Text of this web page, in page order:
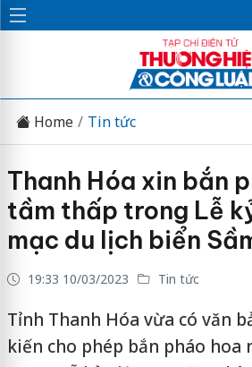
Home Tin tức
Thanh Hóa xin bắn
tầm thấp trong Lễ
mạc du lịch biển
19:33 10/03/2023 Tin tức
Tỉnh Thanh Hóa vừa có văn
kiến cho phép bắn pháo hoa